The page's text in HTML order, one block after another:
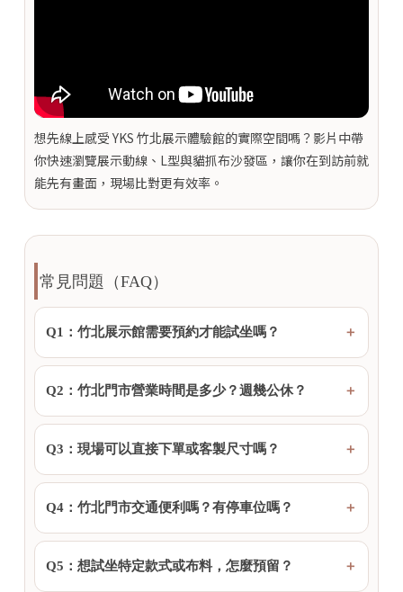
想先線上感受 YKS 竹北展示體驗館的實際空間嗎？影片中帶
你快速瀏覽展示動線、L型與貓抓布沙發區，讓你在到訪前就
能先有畫面，現場比對更有效率。
常見問題（FAQ）
Q1：竹北展示館需要預約才能試坐嗎？
Q2：竹北門市營業時間是多少？週幾公休？
Q3：現場可以直接下單或客製尺寸嗎？
Q4：竹北門市交通便利嗎？有停車位嗎？
Q5：想試坐特定款式或布料，怎麼預留？